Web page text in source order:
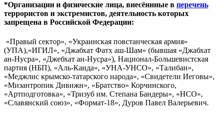
*Организации и физические лица, внесённные в перечень
террористов и экстремистов, деятельность которых
запрещена в Российской Федерации:
«Правый сектор», «Украинская повстанческая армия»
(УПА),«ИГИЛ», «Джабхат Фатх аш-Шам» (бывшая «Джабхат
ан-Нусра», «Джебхат ан-Нусра»), Национал-Большевистская
партия (НБП), «Аль-Каида», «УНА-УНСО», «Талибан»,
«Меджлис крымско-татарского народа», «Свидетели Иеговы»,
«Мизантропик Дивижн», «Братство» Корчинского,
«Артподготовка», «Тризуб им. Степана Бандеры», «НСО»,
«Славянский союз», «Формат-18», Дуров Павел Валерьевич.